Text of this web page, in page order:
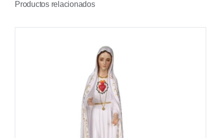
Productos relacionados